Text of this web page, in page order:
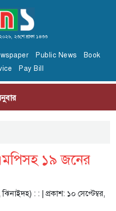
২৩শে শ্রাবণ ১৪৩৩
Public News
Book
Pay Bill
১৯ জনের
: : | প্রকাশ: ১০ সেপ্টেম্বর,